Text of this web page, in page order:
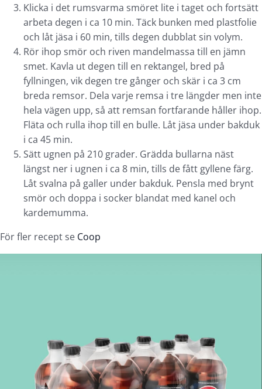
Klicka i det rumsvarma smöret lite i taget och fortsätt
arbeta degen i ca 10 min. Täck bunken med plastfolie
och låt jäsa i 60 min, tills degen dubblat sin volym.
Rör ihop smör och riven mandelmassa till en jämn
smet. Kavla ut degen till en rektangel, bred på
fyllningen, vik degen tre gånger och skär i ca 3 cm
breda remsor. Dela varje remsa i tre längder men inte
hela vägen upp, så att remsan fortfarande håller ihop.
Fläta och rulla ihop till en bulle. Låt jäsa under bakduk
i ca 45 min.
Sätt ugnen på 210 grader. Grädda bullarna näst
längst ner i ugnen i ca 8 min, tills de fått gyllene färg.
Låt svalna på galler under bakduk. Pensla med brynt
smör och doppa i socker blandat med kanel och
kardemumma.
För fler recept se Coop